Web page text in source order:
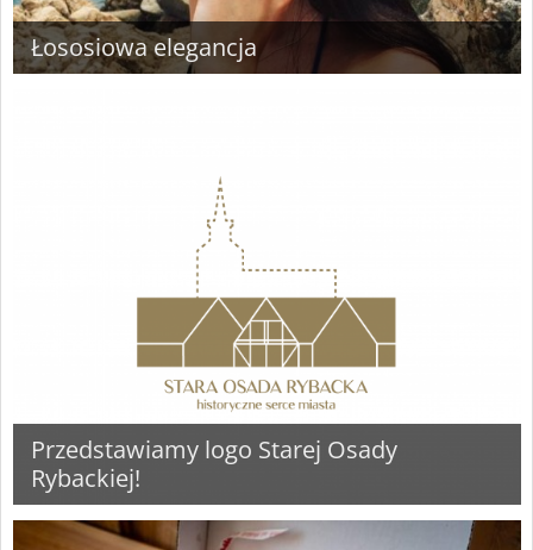
Łososiowa elegancja
Przedstawiamy logo Starej Osady
Rybackiej!